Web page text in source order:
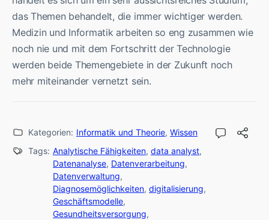
das Themen behandelt, die immer wichtiger werden.
Medizin und Informatik arbeiten so eng zusammen wie
noch nie und mit dem Fortschritt der Technologie
werden beide Themengebiete in der Zukunft noch
mehr miteinander vernetzt sein.
Kategorien: Informatik und Theorie, Wissen
Tags: Analytische Fähigkeiten, data analyst,
Datenanalyse, Datenverarbeitung,
Datenverwaltung,
Diagnosemöglichkeiten, digitalisierung,
Geschäftsmodelle,
Gesundheitsversorgung,